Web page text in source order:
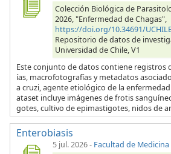
Colección Biológica de
2026, "Enfermedad de Chagas",
https://doi.org/10.34691/
Repositorio de datos de
Universidad de Chile, V1
Este conjunto de datos contiene registros
ías, macrofotografías y metadatos
a cruzi, agente etiológico de la enfermedad
ataset incluye imágenes de frotis
gotes, cultivo de epimastigotes, nidos de
Enterobiasis
5 jul. 2026- Facultad de Medicina